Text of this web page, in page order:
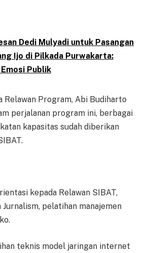
Dedi Mulyadi untuk Pasangan
Ijo di Pilkada Purwakarta:
Publik
Relawan Program, Abi Budiharto
perjalanan program ini, berbagai
kapasitas sudah diberikan
kepada Relawan SIBAT,
pelatihan manajemen
teknis model jaringan internet